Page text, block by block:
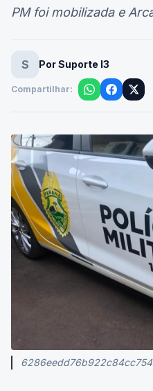
PM foi mobilizada e
S Por Suporte I3
Compartilhar: